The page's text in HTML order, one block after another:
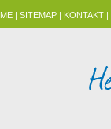
| SITEMAP| KONTAKT|